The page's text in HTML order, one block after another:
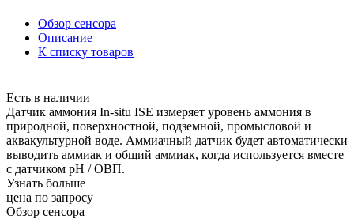
Обзор сенсора
Описание
К списку товаров
Есть в наличии
Датчик аммония In-situ ISE измеряет уровень аммония в
природной, поверхностной, подземной, промысловой и
аквакультурной воде. Аммиачный датчик будет автоматически
выводить аммиак и общий аммиак, когда используется вместе
с датчиком pH / ОВП.
Узнать больше
цена по запросу
Обзор сенсора